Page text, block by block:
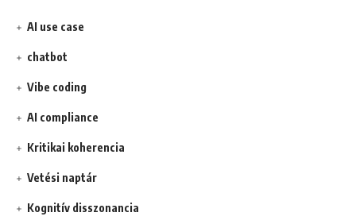
AI use case
chatbot
Vibe coding
AI compliance
Kritikai koherencia
Vetési naptár
Kognitív disszonancia